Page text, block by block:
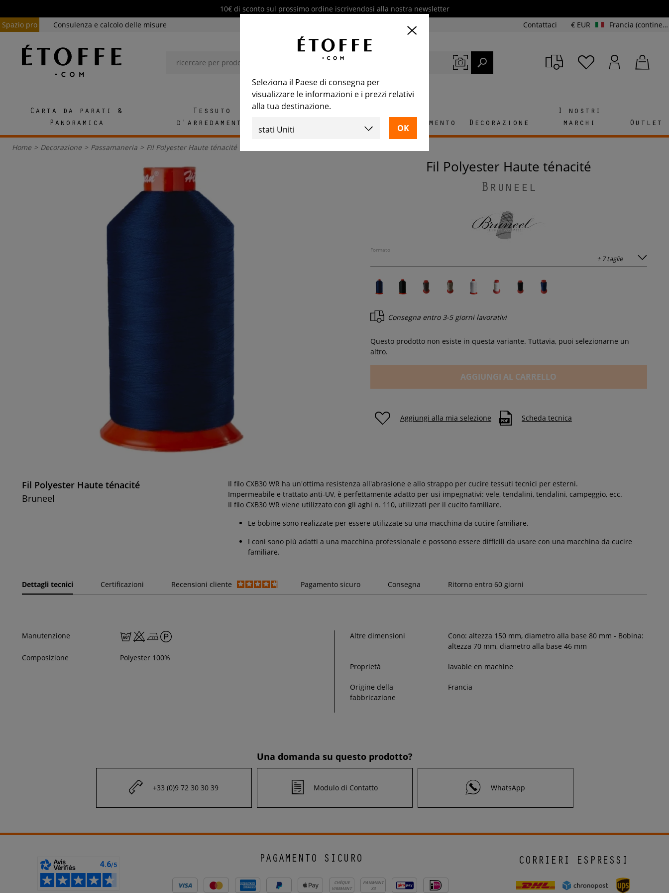
10€ di sconto sul prossimo ordine iscrivendosi alla nostra newsletter
Spazio pro
Consulenza e calcolo delle misure Contattaci € EUR Francia (continente e Corsica)
Carta da parati &
Panoramica
Tessuto
d'arredamento
Arredamento Decorazione
I nostri
marchi
Outlet
Home > Decorazione > Passamaneria > Fil Polyester Haute ténacité
Fil Polyester Haute ténacité
Bruneel
+ 7 taglie
Formato
Consegna entro 3-5 giorni lavorativi
Questo prodotto non esiste in questa variante. Tuttavia, puoi selezionarne un
altro.
AGGIUNGI AL CARRELLO
Aggiungi alla mia selezione Scheda tecnica
Fil Polyester Haute ténacité
Bruneel
Il filo CXB30 WR ha un'ottima resistenza all'abrasione e allo strappo per cucire tessuti tecnici per esterni.
Impermeabile e trattato anti-UV, è perfettamente adatto per usi impegnativi: vele, tendalini, tendalini, campeggio, ecc.
Il filo CXB30 WR viene utilizzato con gli aghi n. 110, utilizzati per il cucito familiare.
Le bobine sono realizzate per essere utilizzate su una macchina da cucire familiare.
I coni sono più adatti a una macchina professionale e possono essere difficili da usare con una macchina da cucire
familiare.
Dettagli tecnici Certificazioni Recensioni cliente Pagamento sicuro Consegna Ritorno entro 60 giorni
Manutenzione
Composizione Polyester 100%
Altre dimensioni
Cono: altezza 150 mm, diametro alla base 80 mm - Bobina:
altezza 70 mm, diametro alla base 46 mm
Proprietà lavable en machine
Origine della
fabbricazione
Francia
Una domanda su questo prodotto?
+33 (0)9 72 30 30 39 Modulo di Contatto WhatsApp
PAGAMENTO SICURO
CHÈQUE
VIREMENT
PAIEMENT
X3
CORRIERI ESPRESSI
Seleziona il Paese di consegna per
visualizzare le informazioni e i prezzi relativi
alla tua destinazione.